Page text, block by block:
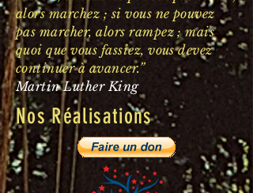
alors marchez ; si vous ne pouvez
pas marcher, alors rampez ; mais
quoi que vous fassiez, vous devez
continuer à avancer.”
Martin Luther King
Nos Réalisations